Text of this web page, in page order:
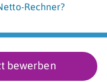
Rechner?
bewerben